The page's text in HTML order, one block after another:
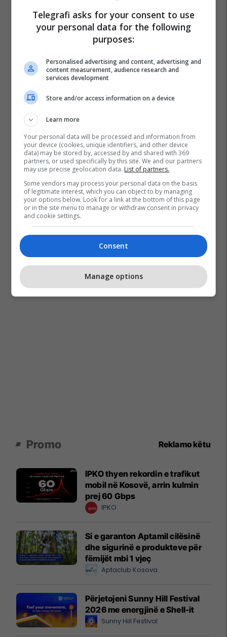
Edmond Zeqiri
Genc Nuza Kupa E Kosovës
Promo Reklamo këtu
IPKO thyen rekordin e trafikut
mobil në Kosovë, arrin kulmin
prej 60 Gbps
IPKO
Si e garanton Aptamil cilësinë
dhe sigurinë e produkteve për
fëmijët mbi 1 vjeç
Aptaclub Kosova
Përjetojeni Sunny Hill Festival
2026 me energjinë e Shell-it
Sunny Hill Festival
Telegrafi asks for your consent to use
your personal data for the following
purposes:
Personalised advertising and content, advertising and
content measurement, audience research and
services development
Store and/or access information on a device
Learn more
Your personal data will be processed and information from
your device (cookies, unique identifiers, and other device
data) may be stored by, accessed by and shared with 369
partners, or used specifically by this site. We and our partners
may use precise geolocation data. List of partners.
Some vendors may process your personal data on the basis
of legitimate interest, which you can object to by managing
your options below. Look for a link at the bottom of this page
or in the site menu to manage or withdraw consent in privacy
and cookie settings.
Consent
Manage options